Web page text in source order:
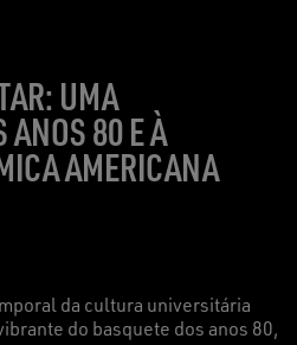
UMA
ANOS 80 E À
AMERICANA
da cultura universitária
do basquete dos anos 80,